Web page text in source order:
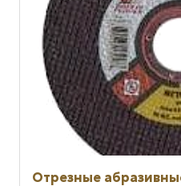
Отрезные